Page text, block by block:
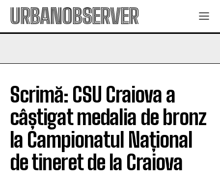
URBANOBSERVER
Scrimă: CSU Craiova a
câștigat medalia de bronz
la Campionatul Național
de tineret de la Craiova